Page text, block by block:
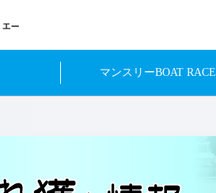
マンスリーBOAT RACE